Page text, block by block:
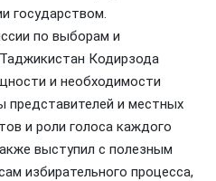
государством.
по выборам и
Кодирзода
и необходимости
и местных
и роли голоса каждого
выступил с полезным
избирательного процесса,